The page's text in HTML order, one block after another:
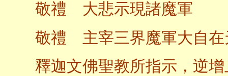
敬禮 大悲示現諸魔軍
敬禮 主宰三界魔軍大自在
釋迦文佛聖教所指示，逆